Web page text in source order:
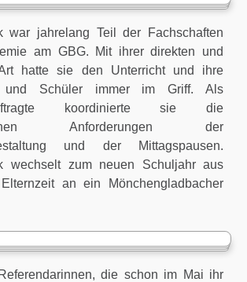
war jahrelang Teil der Fachschaften
am GBG. Mit ihrer direkten und
hatte sie den Unterricht und ihre
und Schüler immer im Griff. Als
koordinierte sie die
Anforderungen der
und der Mittagspausen.
wechselt zum neuen Schuljahr aus
an ein Mönchengladbacher
die schon im Mai ihr